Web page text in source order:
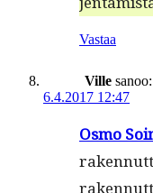
Vastaa
Ville sanoo:
6.4.2017 12:47
Osmo